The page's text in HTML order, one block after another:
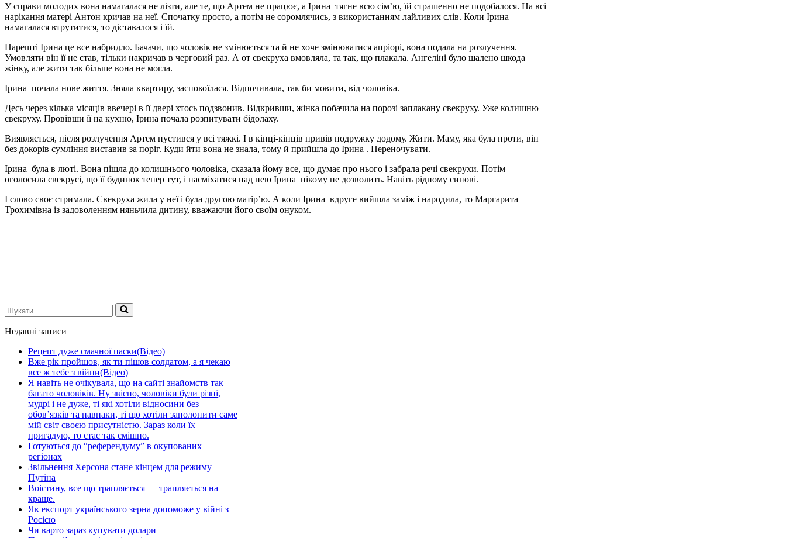
У справи молодих вона намагалася не лізти, але те, що Артем не працює, а Ірина тягне всю сім’ю, їй страшенно не подобалося. На всі
нарікання матері Антон кричав на неї. Спочатку просто, а потім не соромлячись, з використанням лайливих слів. Коли Ірина
намагалася втрутитися, то діставалося і їй.
Нарешті Ірина це все набридло. Бачачи, що чоловік не змінюється та й не хоче змінюватися апріорі, вона подала на розлучення.
Умовляти він її не став, тільки накричав в черговий раз. А от свекруха вмовляла, та так, що плакала. Ангеліні було шалено шкода
жінку, але жити так більше вона не могла.
Ірина почала нове життя. Зняла квартиру, заспокоїлася. Відпочивала, так би мовити, від чоловіка.
Десь через кілька місяців ввечері в її двері хтось подзвонив. Відкривши, жінка побачила на порозі заплакану свекруху. Уже колишню
свекруху. Провівши її на кухню, Ірина почала розпитувати бідолаху.
Виявляється, після розлучення Артем пустився у всі тяжкі. І в кінці-кінців привів подружку додому. Жити. Маму, яка була проти, він
без докорів сумління виставив за поріг. Куди йти вона не знала, тому й прийшла до Ірина . Переночувати.
Ірина була в люті. Вона пішла до колишнього чоловіка, сказала йому все, що думає про нього і забрала речі свекрухи. Потім
оголосила свекрусі, що її будинок тепер тут, і насміхатися над нею Ірина нікому не дозволить. Навіть рідному синові.
І слово своє стримала. Свекруха жила у неї і була другою матір’ю. А коли Ірина вдруге вийшла заміж і народила, то Маргарита
Трохимівна із задоволенням няньчила дитину, вважаючи його своїм онуком.
Шукати...
Недавні записи
Рецепт дуже смачної паски(Відео)
Вже рік пройшов, як ти пішов солдатом, а я чекаю
все ж тебе з війни(Відео)
Я навіть не очікувала, що на сайті знайомств так
багато чоловіків. Ну звісно, чоловіки були різні,
мудрі і не дуже, ті які хотіли відносини без
обов’язків та навпаки, ті що хотіли заполонити саме
мій світ своєю присутністю. Зараз коли їх
пригадую, то стає так смішно.
Готуються до “референдуму” в окупованих
регіонах
Звільнення Херсона стане кінцем для режиму
Путіна
Воістину, все що трапляється — трапляється на
краще.
Як експорт українського зерна допоможе у війні з
Росією
Чи варто зараз купувати долари